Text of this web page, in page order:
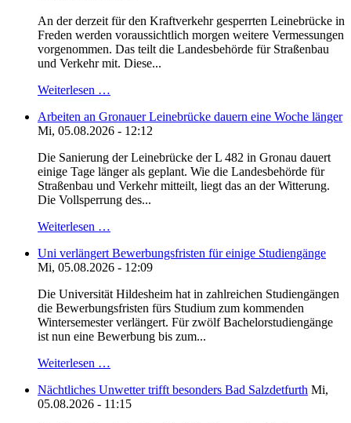
An der derzeit für den Kraftverkehr gesperrten Leinebrücke in
Freden werden voraussichtlich morgen weitere Vermessungen
vorgenommen. Das teilt die Landesbehörde für Straßenbau
und Verkehr mit. Diese...
Weiterlesen …
Arbeiten an Gronauer Leinebrücke dauern eine Woche länger
Mi, 05.08.2026 - 12:12
Die Sanierung der Leinebrücke der L 482 in Gronau dauert
einige Tage länger als geplant. Wie die Landesbehörde für
Straßenbau und Verkehr mitteilt, liegt das an der Witterung.
Die Vollsperrung des...
Weiterlesen …
Uni verlängert Bewerbungsfristen für einige Studiengänge
Mi, 05.08.2026 - 12:09
Die Universität Hildesheim hat in zahlreichen Studiengängen
die Bewerbungsfristen fürs Studium zum kommenden
Wintersemester verlängert. Für zwölf Bachelorstudiengänge
ist nun eine Bewerbung bis zum...
Weiterlesen …
Nächtliches Unwetter trifft besonders Bad Salzdetfurth Mi,
05.08.2026 - 11:15